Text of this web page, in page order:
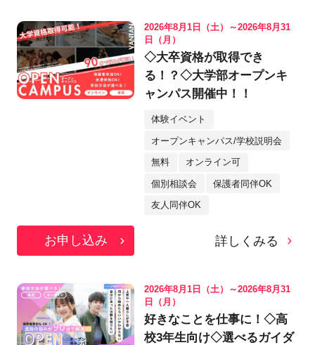
2026年8月1日（土）～2026年8月31
日（月）
◇大卒資格が取得でき
る！？◇大学部オープンキ
ャンパス開催中！！
体験イベント
オープンキャンパス/学校説明会
無料 オンライン可
個別相談会 保護者同伴OK
友人同伴OK
お申し込み 詳しくみる
2026年8月1日（土）～2026年8月31
日（月）
好きなことを仕事に！◇高
校3年生向け◇選べるガイダ